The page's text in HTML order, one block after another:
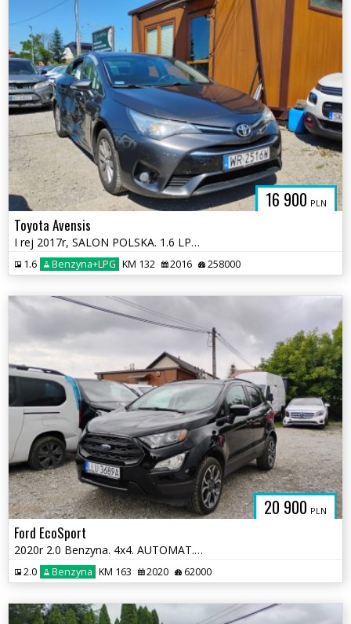
16 900 PLN
Toyota Avensis
I rej 2017r, SALON POLSKA. 1.6 LPG. Uszkodzony prawy bok. Jeździ.
1.6 Benzyna+LPG KM 132 2016 258000
20 900 PLN
Ford EcoSport
2020r 2.0 Benzyna. 4x4. AUTOMAT. Lekko uszkodzony prawy bok. Jeździ.
2.0 Benzyna KM 163 2020 62000